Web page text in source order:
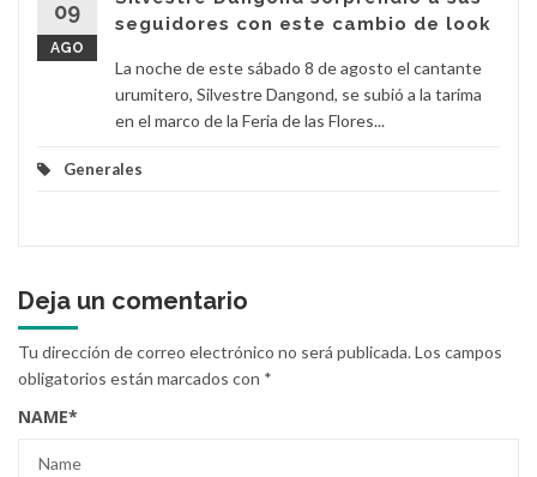
09
AGO
seguidores con este cambio de look
La noche de este sábado 8 de agosto el cantante
urumitero, Silvestre Dangond, se subió a la tarima
en el marco de la Feria de las Flores...
Generales
Deja un comentario
Tu dirección de correo electrónico no será publicada.Los campos
obligatorios están marcados con *
NAME*